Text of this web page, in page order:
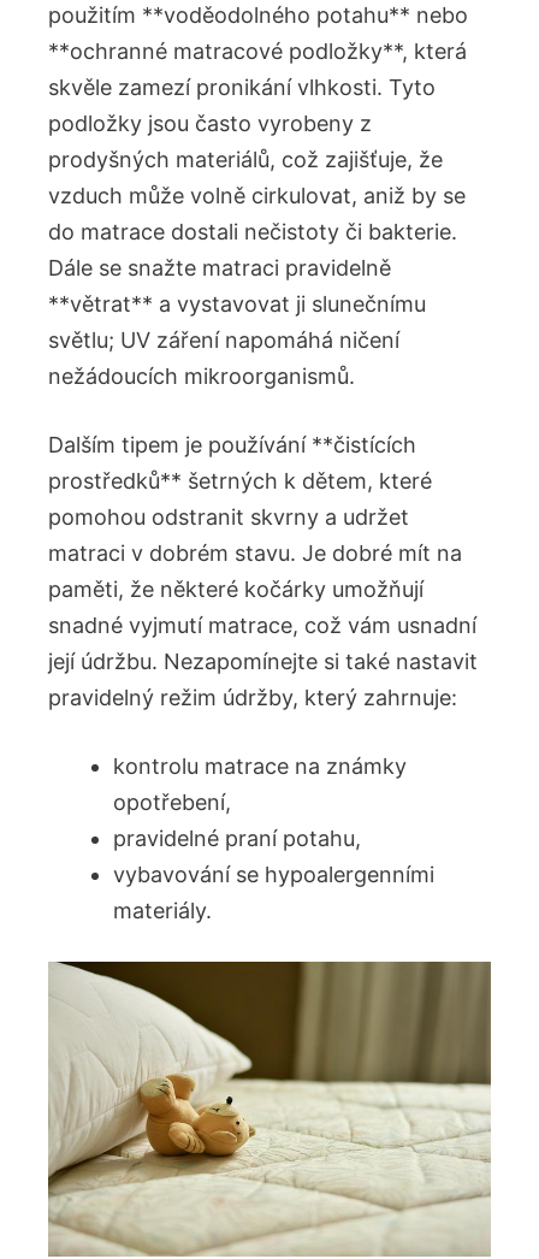
použitím **voděodolného potahu** nebo
**ochranné matracové podložky**, která
skvěle zamezí pronikání vlhkosti. Tyto
podložky jsou často vyrobeny z
prodyšných materiálů, což zajišťuje, že
vzduch může volně cirkulovat, aniž by se
do matrace dostali nečistoty či bakterie.
Dále se snažte matraci pravidelně
**větrat** a vystavovat ji slunečnímu
světlu; UV záření napomáhá ničení
nežádoucích mikroorganismů.
Dalším tipem je používání **čistících
prostředků** šetrných k dětem, které
pomohou odstranit skvrny a udržet
matraci v dobrém stavu. Je dobré mít na
paměti, že některé kočárky umožňují
snadné vyjmutí matrace, což vám usnadní
její údržbu. Nezapomínejte si také nastavit
pravidelný režim údržby, který zahrnuje:
kontrolu matrace na známky
opotřebení,
pravidelné praní potahu,
vybavování se hypoalergenními
materiály.